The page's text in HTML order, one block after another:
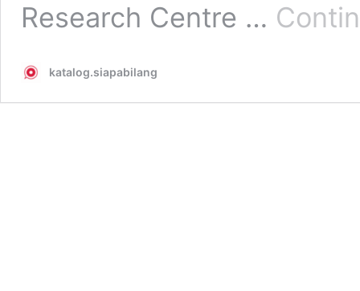
Research Centre …
katalog.siapabilang